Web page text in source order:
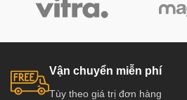
Vận chuyển miễn phí
Tùy theo giá trị đơn hàng